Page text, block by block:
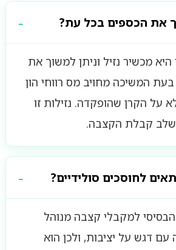
את הכספים בכל עת?
היא מכשיר נזיל וניתן למשוך את
המשיכה מחויב מס רווחי הון
על הקרן שהופקדה. נזילות זו
קבלת הקצבה.
לחוסכים סולידיים?
למקבלי קצבה מנוהל
עם דגש על יציבות, ולכן הוא